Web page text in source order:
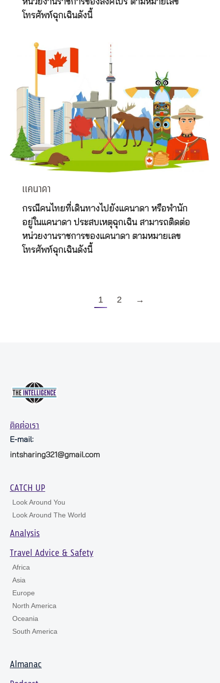
หน่วยงานราชการของสิงคโปร์ ตามหมายเลข
โทรศัพท์ฉุกเฉินดังนี้
แคนาดา
กรณีคนไทยที่เดินทางไปยังแคนาดา หรือพำนัก
อยู่ในแคนาดา ประสบเหตุฉุกเฉิน สามารถติดต่อ
หน่วยงานราชการของแคนาดา ตามหมายเลข
โทรศัพท์ฉุกเฉินดังนี้
1 2 →
ติดต่อเรา
E-mail:
intsharing321@gmail.com
CATCH UP
Look Around You
Look Around The World
Analysis
Travel Advice & Safety
Africa
Asia
Europe
North America
Oceania
South America
Almanac